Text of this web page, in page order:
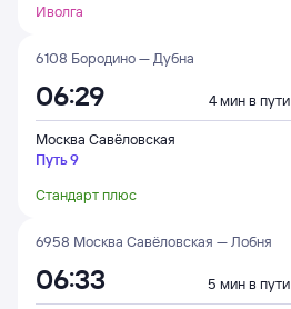
Иволга
6108 Бородино — Дубна
06:29 4 мин в пути
Москва Савёловская
Путь 9
Стандарт плюс
6958 Москва Савёловская — Лобня
06:33 5 мин в пути